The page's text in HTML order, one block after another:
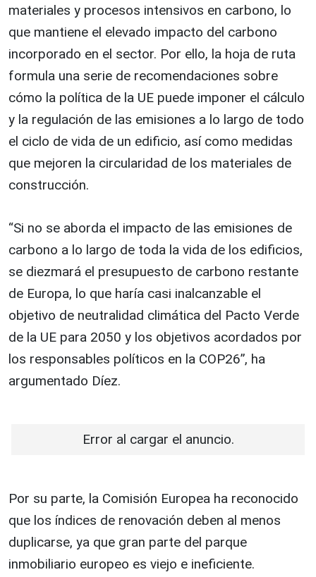
materiales y procesos intensivos en carbono, lo
que mantiene el elevado impacto del carbono
incorporado en el sector. Por ello, la hoja de ruta
formula una serie de recomendaciones sobre
cómo la política de la UE puede imponer el cálculo
y la regulación de las emisiones a lo largo de todo
el ciclo de vida de un edificio, así como medidas
que mejoren la circularidad de los materiales de
construcción.
“Si no se aborda el impacto de las emisiones de
carbono a lo largo de toda la vida de los edificios,
se diezmará el presupuesto de carbono restante
de Europa, lo que haría casi inalcanzable el
objetivo de neutralidad climática del Pacto Verde
de la UE para 2050 y los objetivos acordados por
los responsables políticos en la COP26”, ha
argumentado Díez.
Error al cargar el anuncio.
Por su parte, la Comisión Europea ha reconocido
que los índices de renovación deben al menos
duplicarse, ya que gran parte del parque
inmobiliario europeo es viejo e ineficiente.